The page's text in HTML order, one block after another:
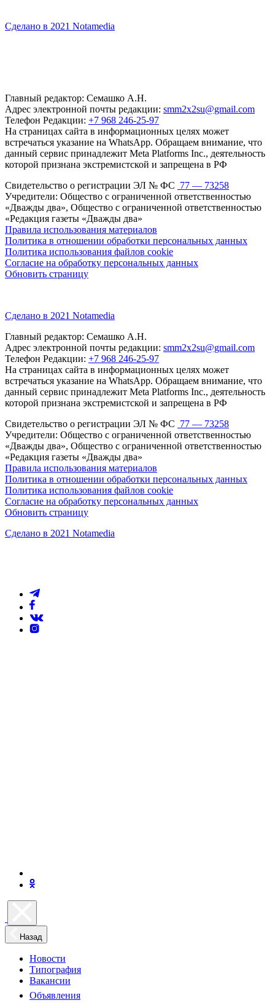
Сделано в 2021 Notamedia
Главный редактор: Семашко А.Н.
Адрес электронной почты редакции: smm2x2su@gmail.com
Телефон Редакции: +7 968 246-25-97
На страницах сайта в информационных целях может
встречаться указание на WhatsApp. Обращаем внимание, что
данный сервис принадлежит Meta Platforms Inc., деятельность
которой признана экстремистской и запрещена в РФ
Свидетельство о регистрации ЭЛ № ФС 77 — 73258
Учредители: Общество с ограниченной ответственностью
«Дважды два», Общество с ограниченной ответственностью
«Редакция газеты «Дважды два»
Правила использования материалов
Политика в отношении обработки персональных данных
Политика использования файлов cookie
Согласие на обработку персональных данных
Обновить страницу
Сделано в 2021 Notamedia
Главный редактор: Семашко А.Н.
Адрес электронной почты редакции: smm2x2su@gmail.com
Телефон Редакции: +7 968 246-25-97
На страницах сайта в информационных целях может
встречаться указание на WhatsApp. Обращаем внимание, что
данный сервис принадлежит Meta Platforms Inc., деятельность
которой признана экстремистской и запрещена в РФ
Свидетельство о регистрации ЭЛ № ФС 77 — 73258
Учредители: Общество с ограниченной ответственностью
«Дважды два», Общество с ограниченной ответственностью
«Редакция газеты «Дважды два»
Правила использования материалов
Политика в отношении обработки персональных данных
Политика использования файлов cookie
Согласие на обработку персональных данных
Обновить страницу
Сделано в 2021 Notamedia
Назад
Новости
Типография
Вакансии
Объявления